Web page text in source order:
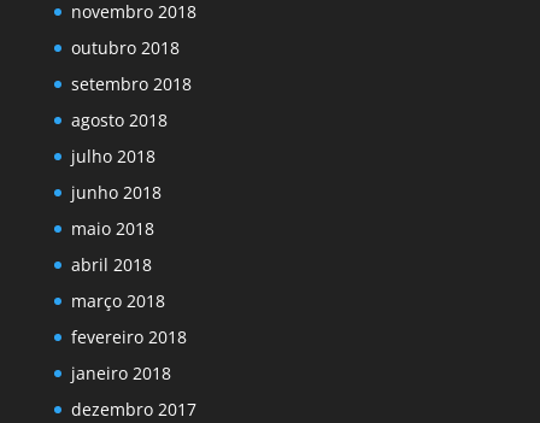
novembro 2018
outubro 2018
setembro 2018
agosto 2018
julho 2018
junho 2018
maio 2018
abril 2018
março 2018
fevereiro 2018
janeiro 2018
dezembro 2017